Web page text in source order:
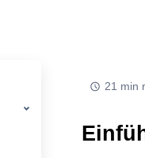
21 min